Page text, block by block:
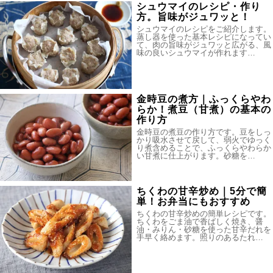
シュウマイのレシピ・作り
方。旨味がジュワッと！
シュウマイのレシピをご紹介します。
蒸し器を使った基本レシピになってい
て、肉の旨味がジュワッと広がる、風
味の良いシュウマイが作れます…
金時豆の煮方｜ふっくらやわ
らか！煮豆（甘煮）の基本の
作り方
金時豆の煮豆の作り方です。豆をしっ
かり吸水させて戻して、弱火でゆっく
り煮含めることで、ふっくらやわらか
い甘煮に仕上がります。砂糖を…
ちくわの甘辛炒め｜5分で簡
単！お弁当にもおすすめ
ちくわの甘辛炒めの簡単レシピです。
ちくわをごま油で香ばしく焼き、醤
油・みりん・砂糖を使った甘辛だれを
手早く絡めます。照りのあるたれ…